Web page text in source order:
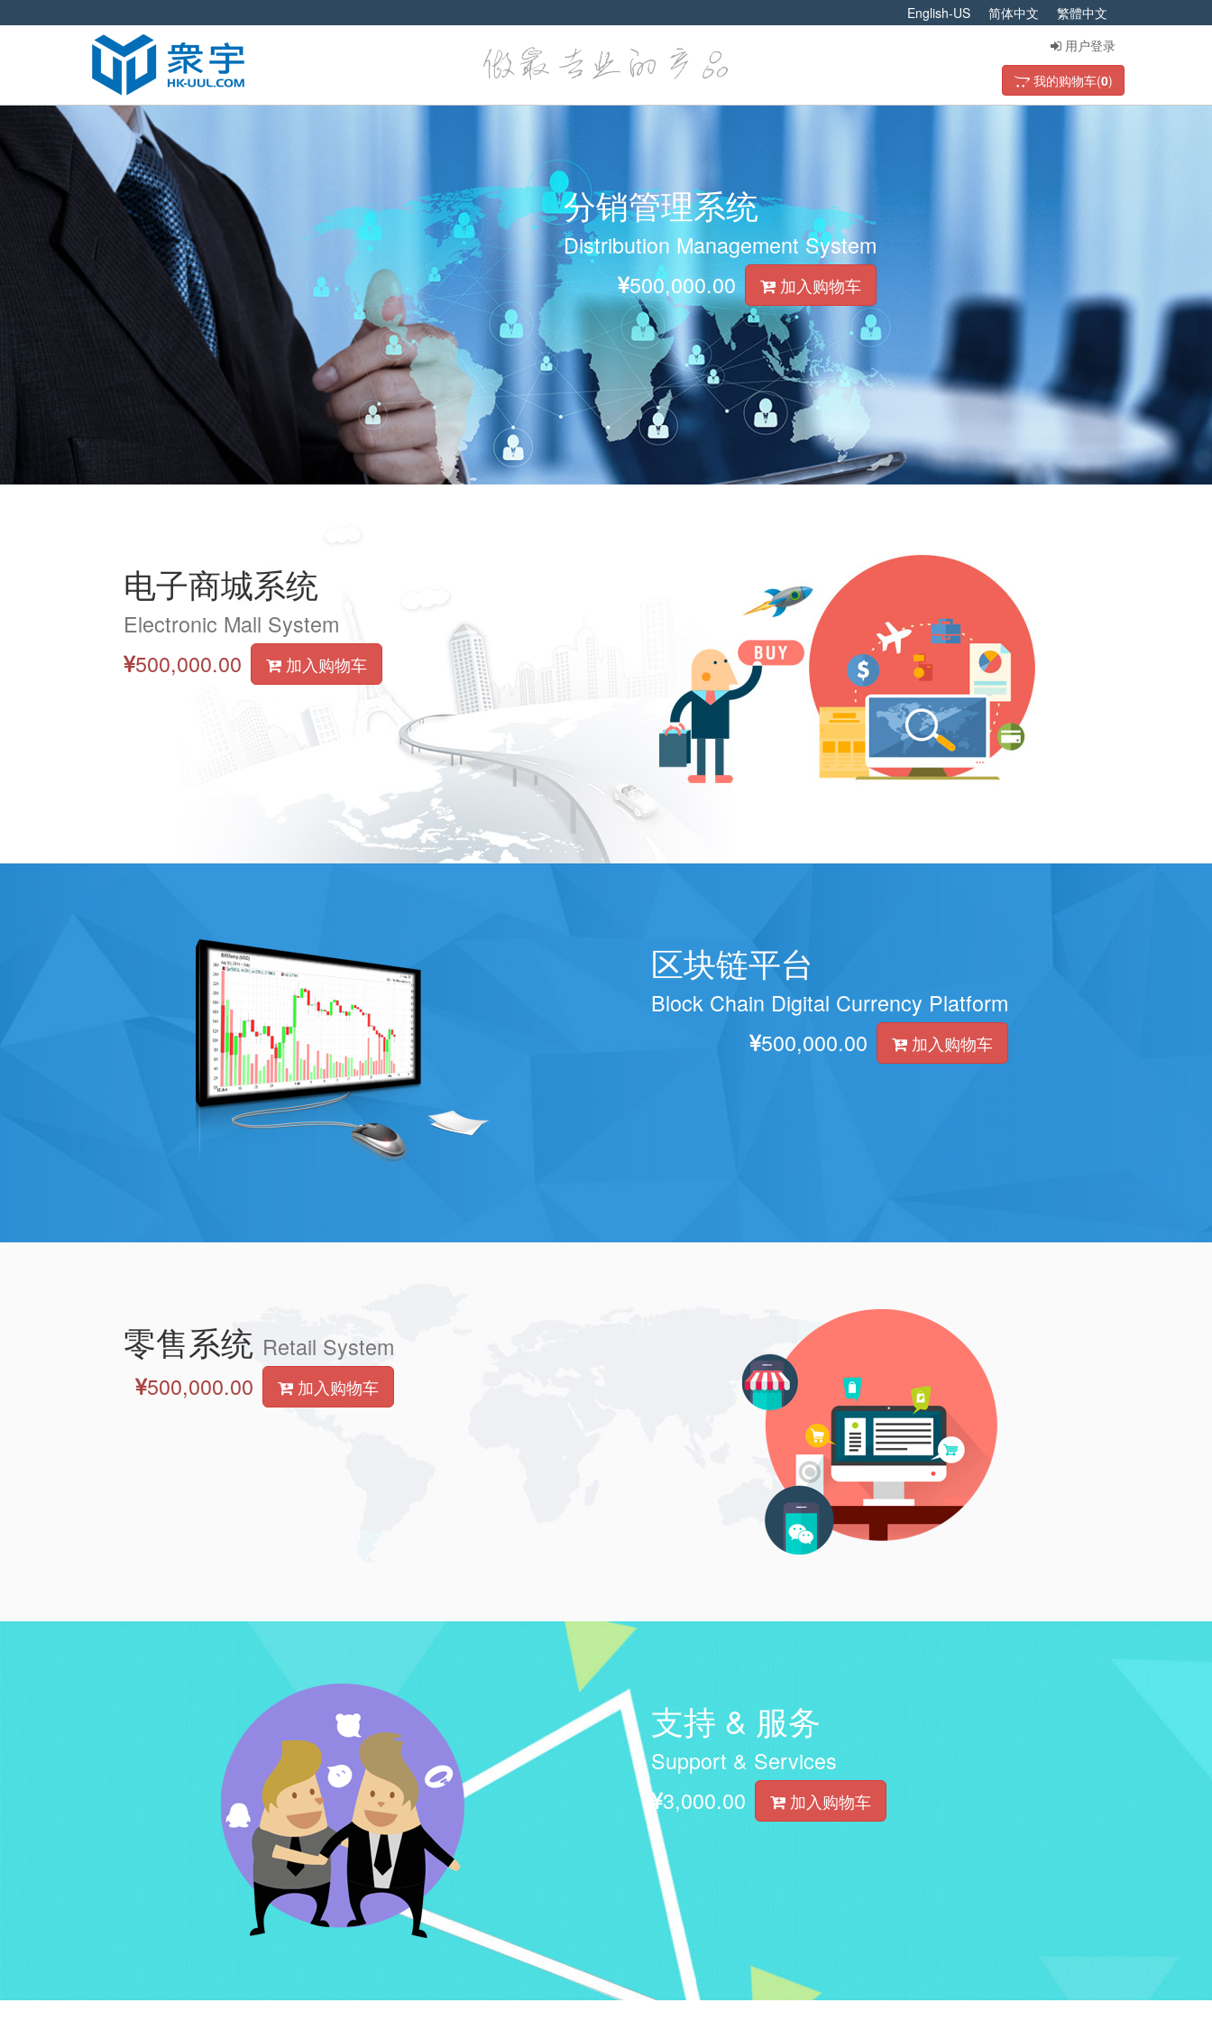
English-US 简体中文
繁體中文
用户登录
我的购物车(0)
分销管理系统
Distribution Management System
500,000.00
加入购物车
电子商城系统
Electronic Mall System
500,000.00
加入购物车
区块链平台
Block Chain Digital Currency Platform
500,000.00
加入购物车
零售系统 Retail System
500,000.00
加入购物车
支持 & 服务
Support & Services
3,000.00
加入购物车